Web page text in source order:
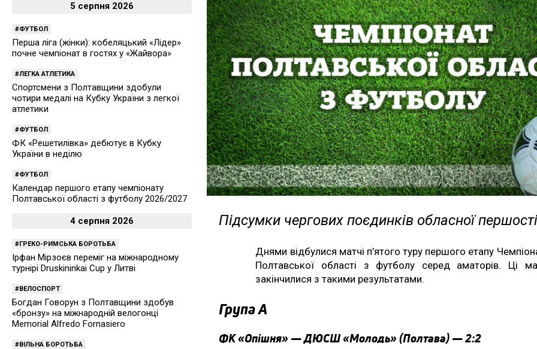
Підсумки чергових поєдинків обласної першості
Днями відбулися матчі п’ятого туру першого етапу
Полтавської області з футболу серед аматорів. Ці
закінчилися з такими результатами.
Група А
ФК «Опішня» — ДЮСШ «Молодь» (Полтава) — 2:2
5 серпня 2026
ФУТБОЛ
Перша ліга (жінки): кобеляцький «Лідер»
почне чемпіонат в гостях у «Жайвора»
ЛЕГКА АТЛЕТИКА
Спортсмени з Полтавщини здобули
чотири медалі на Кубку України з легкої
атлетики
ФУТБОЛ
ФК «Решетилівка» дебютує в Кубку
України в неділю
ФУТБОЛ
Календар першого етапу чемпіонату
Полтавської області з футболу 2026/2027
4 серпня 2026
ГРЕКО-РИМСЬКА БОРОТЬБА
Ірфан Мірзоєв переміг на міжнародному
турнірі Druskininkai Cup у Литві
ВЕЛОСПОРТ
Богдан Говорун з Полтавщини здобув
«бронзу» на міжнародній велогонці
Memorial Alfredo Fornasiero
ВІЛЬНА БОРОТЬБА